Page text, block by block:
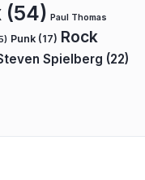
(54) Paul Thomas
Punk (17) Rock
Spielberg (22)